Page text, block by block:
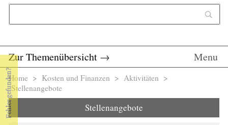
Zur Themenübersicht → Menu
Sie sind hier
Home > Kosten und Finanzen > Aktivitäten >
Stellenangebote
Stellenangebote